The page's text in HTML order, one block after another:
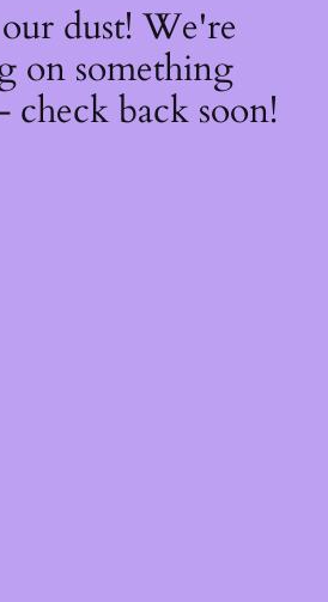
dust! We're
on something
back soon!